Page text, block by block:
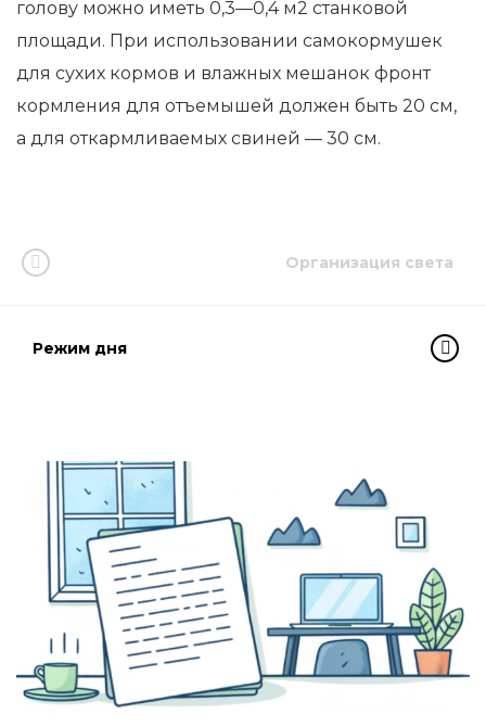
голову можно иметь 0,3—0,4 м2 станковой
площади. При использовании самокормушек
для сухих кормов и влажных мешанок фронт
кормления для отъемышей должен быть 20 см,
а для откармливаемых свиней — 30 см.
Организация света
Режим дня